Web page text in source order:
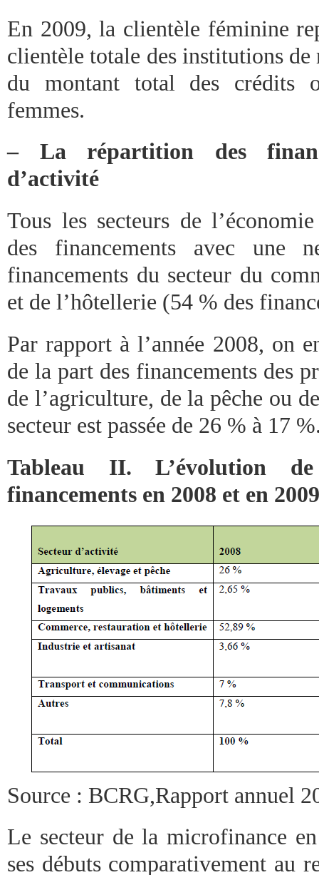
En 2009, la clientèle féminine
clientèle totale des institutions
du montant total des crédits
femmes.
– La répartition des
d’activité
Tous les secteurs de
des financements avec une
financements du secteur du
et de l’hôtellerie (54 % des
Par rapport à l’année 2008, on
de la part des financements des
de l’agriculture, de la pêche ou
secteur est passée de 26 % à 17
Tableau II. L’évolution
financements en 2008 et en 2009
Source : BCRG,Rapport annuel
Le secteur de la microfinance
ses débuts comparativement au